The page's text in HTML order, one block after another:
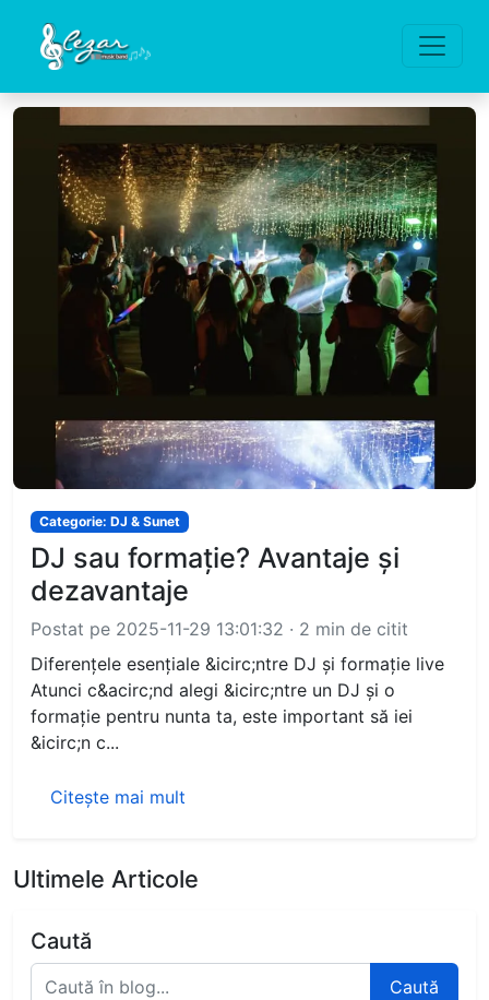
Categorie: DJ & Sunet
DJ sau formație? Avantaje și
dezavantaje
Postat pe 2025-11-29 13:01:32 · 2 min de citit
Diferențele esențiale &icirc;ntre DJ și formație live
Atunci c&acirc;nd alegi &icirc;ntre un DJ și o
formație pentru nunta ta, este important să iei
&icirc;n c...
Citește mai mult
Ultimele Articole
Caută
Caută